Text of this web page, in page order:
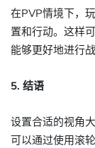
在PVP情境下，
置和行动。这样
能够更好地进行战
5. 结语
设置合适的视角
可以通过使用滚